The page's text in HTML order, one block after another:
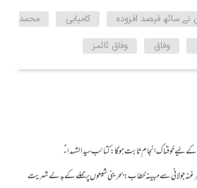
نے ساٹھ فیصد افزودہ کامیابی
محمد
وفاق وفاق ٹائمز
لیے خوفناک انجام ثابت ہوگا: کتائب سید الشہداءؑ
جولانی سے مبینہ خطاب: بحرینی شیعوں پر حملے کے بدلے شہریت